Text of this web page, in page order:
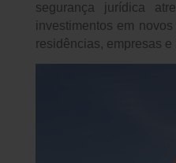
segurança jurídica
investimentos em
residências, empresas